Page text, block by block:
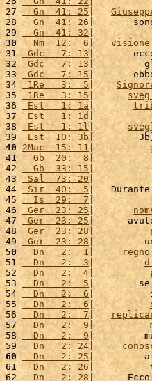
27
  Gn  41: 25
|
28
  Gn  41: 26
|
29
  Gn  41: 32
|
30
  Nm  12:  6
| visione
31 Gdc   7: 13 |
32 Gdc   7: 13 |
33 Gdc   7: 15 |
34 1Re   3:  5|
35 1Re   3: 15|
36 Est   1: 1a |
37 Est   1: 1d |
38
Est   1: 1l|
39 Est  10: 3b |
40
2Mac  15: 11 |
41
  Gb  20:  8
|
42
  Gb  33: 15
|
43 Sal  73: 20 |
44 Sir  40:  5 |
45
  Is  29:  7
|
46
Ger  23: 25 |
47 Ger  23: 25|      avuto
48 Ger  23: 28|
49 Ger  23: 28 |         un
50
  Dn   2:  1
| regno
51
  Dn   2:  3
|
52
  Dn   2:  4
|
53
  Dn   2:  5
|        se
54
  Dn   2:  6
|
55
  Dn   2:  6
|
56
  Dn   2:  7
|
57
  Dn   2:  9
|
58
  Dn   2:  9
|
59
  Dn   2: 24
|
60
  Dn   2: 25
|
61
  Dn   2: 26
|
62
  Dn   2: 28
|      Ecco